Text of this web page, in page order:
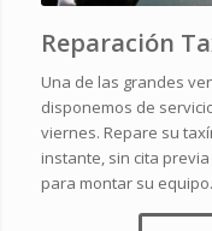
Reparación
Una de las grandes
disponemos de
viernes. Repare su
instante, sin cita
para montar su equipo.